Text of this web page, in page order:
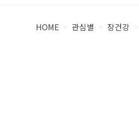
HOME > 관심별 > 장건강 >